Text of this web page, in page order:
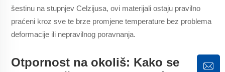
šestinu na stupnjev Celzijusa, ovi materijali ostaju pravilno
praćeni kroz sve te brze promjene temperature bez problema
deformacije ili nepravilnog poravnanja.
Otpornost na okoliš: Kako se